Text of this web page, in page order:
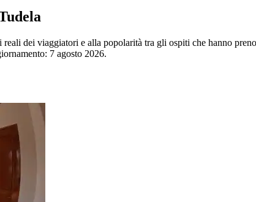
dei viaggiatori e alla popolarità tra gli ospiti che hanno
7 agosto 2026.